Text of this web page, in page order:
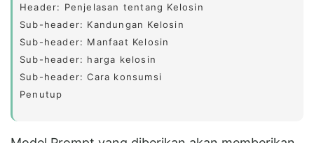
Header: Penjelasan tentang Kelosin
Sub-header: Kandungan Kelosin
Sub-header: Manfaat Kelosin
Sub-header: harga kelosin
Sub-header: Cara konsumsi
Penutup